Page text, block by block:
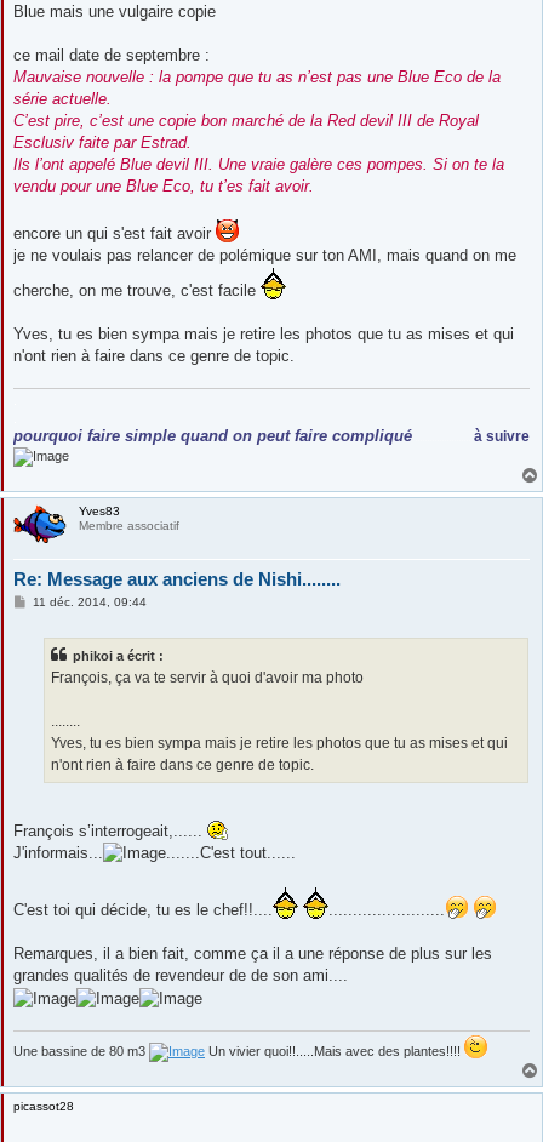
Blue mais une vulgaire copie
ce mail date de septembre :
Mauvaise nouvelle : la pompe que tu as n’est pas une Blue Eco de la
série actuelle.
C’est pire, c’est une copie bon marché de la Red devil III de Royal
Esclusiv faite par Estrad.
Ils l’ont appelé Blue devil III. Une vraie galère ces pompes. Si on te la
vendu pour une Blue Eco, tu t’es fait avoir.
encore un qui s'est fait avoir
je ne voulais pas relancer de polémique sur ton AMI, mais quand on me
cherche, on me trouve, c'est facile
Yves, tu es bien sympa mais je retire les photos que tu as mises et qui
n'ont rien à faire dans ce genre de topic.
pourquoi faire simple quand on peut faire compliqué à suivre
Yves83
Membre associatif
Re: Message aux anciens de Nishi........
M11 déc. 2014, 09:44
phikoi a écrit :
François, ça va te servir à quoi d'avoir ma photo
........
Yves, tu es bien sympa mais je retire les photos que tu as mises et qui
n'ont rien à faire dans ce genre de topic.
François s’interrogeait,......
J'informais...
.......C'est tout......
C'est toi qui décide, tu es le chef!!.... ........................
Remarques, il a bien fait, comme ça il a une réponse de plus sur les
grandes qualités de revendeur de de son ami....
Une bassine de 80 m3 Un vivier quoi!!.....Mais avec des plantes!!!!
picassot28